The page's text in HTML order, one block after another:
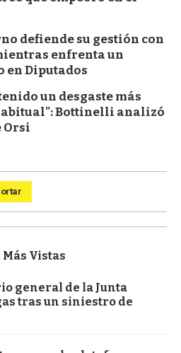
defiende su gestión con
enfrenta un
en Diputados
un desgaste más
Bottinelli analizó
Orsi
Más Vistas
general de la Junta
tras un siniestro de